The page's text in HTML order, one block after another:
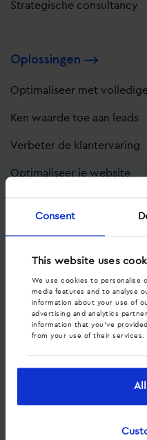
Consent
This website uses
We use cookies to personalise
media features and to analyse
information about your use of
advertising and analytics
information that you’ve
from your use of their services.
Strategische consultancy
Oplossingen
Optimaliseer met
Ken waarde toe aan leads
Verbeter de klantervaring
Optimaliseer je website
Optimaliseer sales
Pakketten
Pakketten
Branches
Automotive